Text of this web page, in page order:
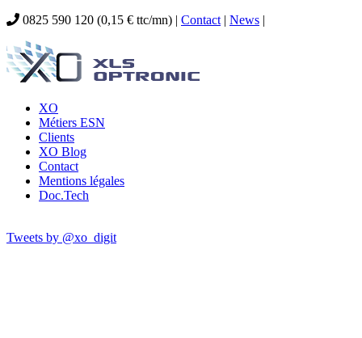
0825 590 120 (0,15 € ttc/mn) | Contact | News |
XO
Métiers ESN
Clients
XO Blog
Contact
Mentions légales
Doc.Tech
Tweets by @xo_digit